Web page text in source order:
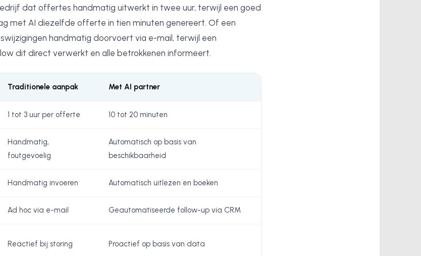
dat offertes handmatig uitwerkt in twee uur, terwijl een goed
met AI diezelfde offerte in tien minuten genereert. Of een
handmatig doorvoert via e-mail, terwijl een
dit direct verwerkt en alle betrokkenen informeert.
Traditionele aanpak Met AI partner
1 tot 3 uur per offerte 10 tot 20 minuten
Handmatig,
foutgevoelig
Automatisch op basis van
beschikbaarheid
Handmatig invoeren Automatisch uitlezen en boeken
Ad hoc via e-mail Geautomatiseerde follow-up via CRM
Reactief bij storing Proactief op basis van data